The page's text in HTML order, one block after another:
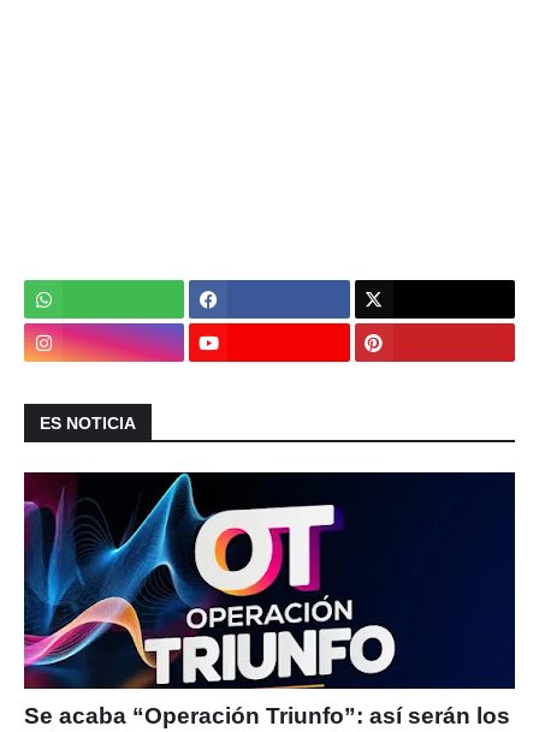
ES NOTICIA
Se acaba “Operación Triunfo”: así serán los